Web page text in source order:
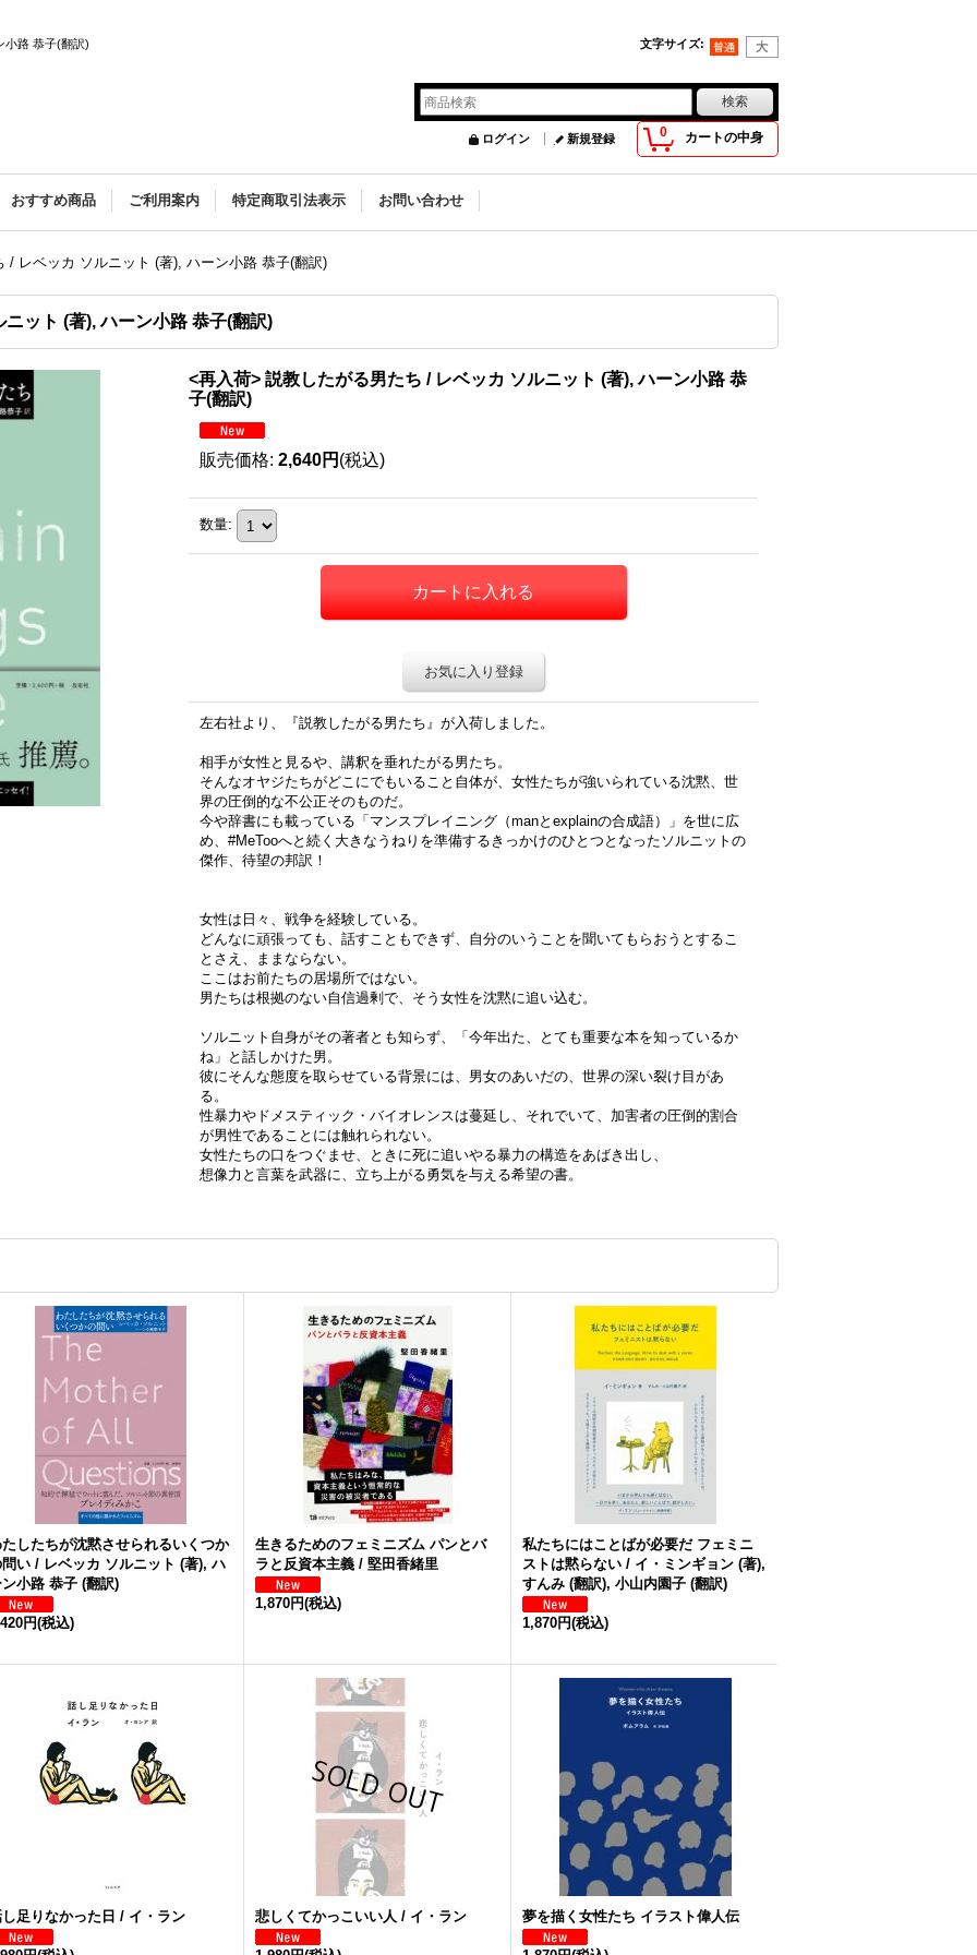
小路 恭子(翻訳) 文字サイズ:
0 カートの中身
ログイン 新規登録
おすすめ商品 ご利用案内 特定商取引法表示 お問い合わせ
/ レベッカ ソルニット (著), ハーン小路 恭子(翻訳)
ット (著), ハーン小路 恭子(翻訳)
<再入荷> 説教したがる男たち / レベッカ ソルニット (著), ハーン小路 恭
子(翻訳)
販売価格: 2,640円 (税込)
数量:
お気に入り登録
左右社より、『説教したがる男たち』が入荷しました。
相手が女性と見るや、講釈を垂れたがる男たち。
そんなオヤジたちがどこにでもいること自体が、女性たちが強いられている沈黙、世
界の圧倒的な不公正そのものだ。
今や辞書にも載っている「マンスプレイニング（manとexplainの合成語）」を世に広
め、#MeTooへと続く大きなうねりを準備するきっかけのひとつとなったソルニットの
傑作、待望の邦訳！
女性は日々、戦争を経験している。
どんなに頑張っても、話すこともできず、自分のいうことを聞いてもらおうとするこ
とさえ、ままならない。
ここはお前たちの居場所ではない。
男たちは根拠のない自信過剰で、そう女性を沈黙に追い込む。
ソルニット自身がその著者とも知らず、「今年出た、とても重要な本を知っているか
ね」と話しかけた男。
彼にそんな態度を取らせている背景には、男女のあいだの、世界の深い裂け目があ
る。
性暴力やドメスティック・バイオレンスは蔓延し、それでいて、加害者の圧倒的割合
が男性であることには触れられない。
女性たちの口をつぐませ、ときに死に追いやる暴力の構造をあばき出し、
想像力と言葉を武器に、立ち上がる勇気を与える希望の書。
したちが沈黙させられるいくつか
い / レベッカ ソルニット (著), ハ
小路 恭子 (翻訳)
円(税込)
生きるためのフェミニズム パンとバ
ラと反資本主義 / 堅田香緒里
1,870円(税込)
私たちにはことばが必要だ フェミニ
ストは黙らない / イ・ミンギョン (著),
すんみ (翻訳), 小山内園子 (翻訳)
1,870円(税込)
足りなかった日 / イ・ラン 悲しくてかっこいい人 / イ・ラン 夢を描く女性たち イラスト偉人伝